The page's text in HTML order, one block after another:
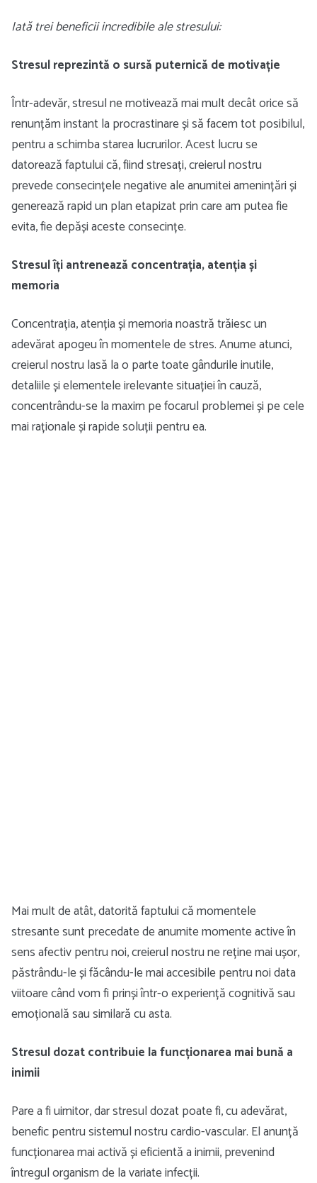
Iată trei beneficii incredibile ale stresului:
Stresul reprezintă o sursă puternică de motivație
Într-adevăr, stresul ne motivează mai mult decât orice să
renunțăm instant la procrastinare și să facem tot posibilul,
pentru a schimba starea lucrurilor. Acest lucru se
datorează faptului că, fiind stresați, creierul nostru
prevede consecințele negative ale anumitei amenințări și
generează rapid un plan etapizat prin care am putea fie
evita, fie depăși aceste consecințe.
Stresul îți antrenează concentrația, atenția și
memoria
Concentrația, atenția și memoria noastră trăiesc un
adevărat apogeu în momentele de stres. Anume atunci,
creierul nostru lasă la o parte toate gândurile inutile,
detaliile și elementele irelevante situației în cauză,
concentrându-se la maxim pe focarul problemei și pe cele
mai raționale și rapide soluții pentru ea.
Mai mult de atât, datorită faptului că momentele
stresante sunt precedate de anumite momente active în
sens afectiv pentru noi, creierul nostru ne reține mai ușor,
păstrându-le și făcându-le mai accesibile pentru noi data
viitoare când vom fi prinși într-o experiență cognitivă sau
emoțională sau similară cu asta.
Stresul dozat contribuie la funcționarea mai bună a
inimii
Pare a fi uimitor, dar stresul dozat poate fi, cu adevărat,
benefic pentru sistemul nostru cardio-vascular. El anunță
funcționarea mai activă și eficientă a inimii, prevenind
întregul organism de la variate infecții.